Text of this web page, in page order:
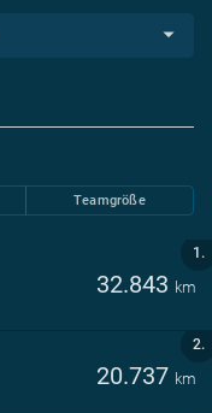
Teamgröße
1.
32.843 km
2.
20.737 km